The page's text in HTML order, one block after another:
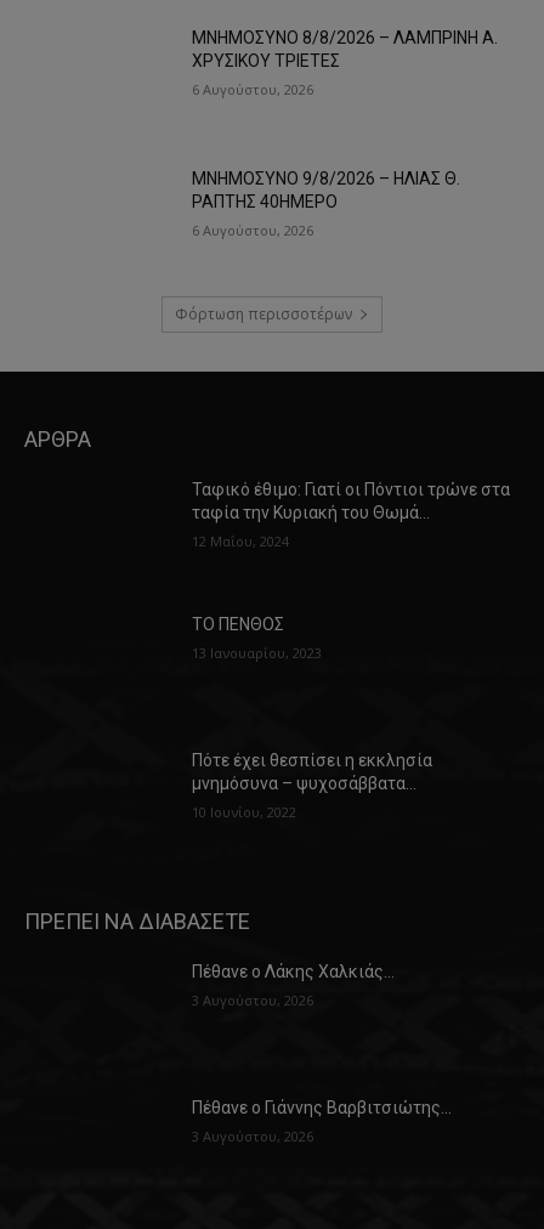
ΜΝΗΜΟΣΥΝΟ 8/8/2026 – ΛΑΜΠΡΙΝΗ Α.
ΧΡΥΣΙΚΟΥ ΤΡΙΕΤΕΣ
6 Αυγούστου, 2026
ΜΝΗΜΟΣΥΝΟ 9/8/2026 – ΗΛΙΑΣ Θ.
ΡΑΠΤΗΣ 40ΗΜΕΡΟ
6 Αυγούστου, 2026
Φόρτωση περισσοτέρων
ΑΡΘΡΑ
Ταφικό έθιμο: Γιατί οι Πόντιοι τρώνε στα
ταφία την Κυριακή του Θωμά…
12 Μαΐου, 2024
ΤΟ ΠΕΝΘΟΣ
13 Ιανουαρίου, 2023
Πότε έχει θεσπίσει η εκκλησία
μνημόσυνα – ψυχοσάββατα…
10 Ιουνίου, 2022
ΠΡΕΠΕΙ ΝΑ ΔΙΑΒΑΣΕΤΕ
Πέθανε ο Λάκης Χαλκιάς…
3 Αυγούστου, 2026
Πέθανε ο Γιάννης Βαρβιτσιώτης…
3 Αυγούστου, 2026